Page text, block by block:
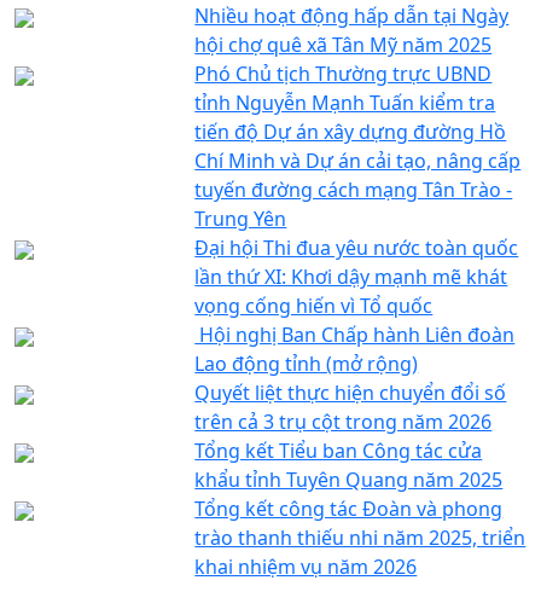
Nhiều hoạt động hấp dẫn tại Ngày
hội chợ quê xã Tân Mỹ năm 2025
Phó Chủ tịch Thường trực UBND
tỉnh Nguyễn Mạnh Tuấn kiểm tra
tiến độ Dự án xây dựng đường Hồ
Chí Minh và Dự án cải tạo, nâng cấp
tuyến đường cách mạng Tân Trào -
Trung Yên
Đại hội Thi đua yêu nước toàn quốc
lần thứ XI: Khơi dậy mạnh mẽ khát
vọng cống hiến vì Tổ quốc
Hội nghị Ban Chấp hành Liên đoàn
Lao động tỉnh (mở rộng)
Quyết liệt thực hiện chuyển đổi số
trên cả 3 trụ cột trong năm 2026
Tổng kết Tiểu ban Công tác cửa
khẩu tỉnh Tuyên Quang năm 2025
Tổng kết công tác Đoàn và phong
trào thanh thiếu nhi năm 2025, triển
khai nhiệm vụ năm 2026